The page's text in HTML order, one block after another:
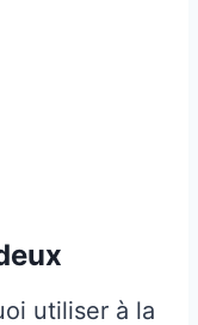
utiliser à la